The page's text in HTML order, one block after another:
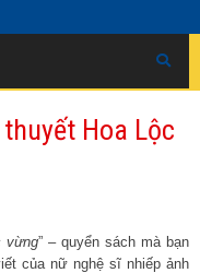
Hoa Lộc
vừng” – quyển sách mà bạn
của nữ nghệ sĩ nhiếp ảnh